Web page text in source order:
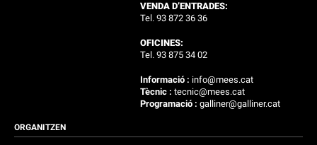
VENDA D’ENTRADES:
Tel. 93 872 36 36
OFICINES:
Tel. 93 875 34 02
Informació : info@mees.cat
Tècnic :tecnic@mees.cat
Programació :galliner@galliner.cat
ORGANITZEN